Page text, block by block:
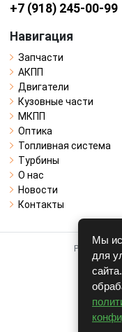
+7 (918) 245-00-99
Навигация
Запчасти
АКПП
Двигатели
Кузовные части
МКПП
Оптика
Топливная система
Турбины
О нас
Новости
Контакты
Работает
©
Мы
для